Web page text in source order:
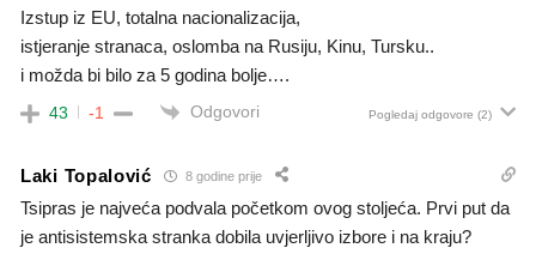
Izstup iz EU, totalna nacionalizacija,
istjeranje stranaca, oslomba na Rusiju, Kinu, Tursku..
i možda bi bilo za 5 godina bolje….
43 -1 Odgovori Pogledaj odgovore (2)
Laki Topalović 8 godine prije
Tsipras je najveća podvala početkom ovog stoljeća. Prvi put da
je antisistemska stranka dobila uvjerljivo izbore i na kraju?